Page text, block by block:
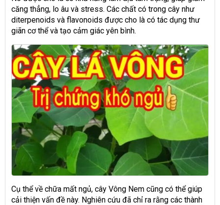
căng thẳng, lo âu và stress. Các chất có trong cây như
diterpenoids và flavonoids được cho là có tác dụng thư
giãn cơ thể và tạo cảm giác yên bình.
Cụ thể về chữa mất ngủ, cây Vông Nem cũng có thể giúp
cải thiện vấn đề này. Nghiên cứu đã chỉ ra rằng các thành